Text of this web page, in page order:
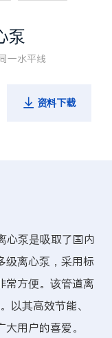
泵
一水平线
 资料下载
心泵是吸取了国内
级离心泵，采用标
常方便。该管道离
以其高效节能、
用户的喜爱。